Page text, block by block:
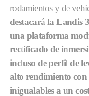
rodamientos y de
destacará la Landis
una plataforma
rectificado de
incluso de perfil de
alto rendimiento con
inigualables a un